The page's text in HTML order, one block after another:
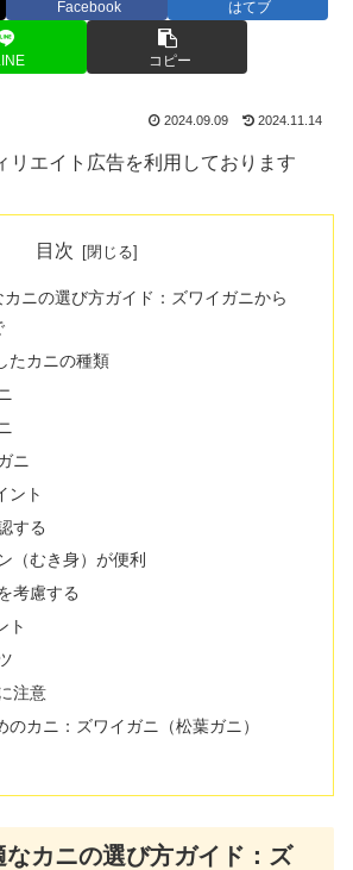
Facebook はてブ
コピー
2024.09.09 2024.11.14
リエイト広告を利用しております
目次
ニの選び方ガイド：ズワイガニから
たカニの種類
ニ
ント
する
（むき身）が便利
考慮する
ト
注意
のカニ：ズワイガニ（松葉ガニ）
なカニの選び方ガイド：ズ